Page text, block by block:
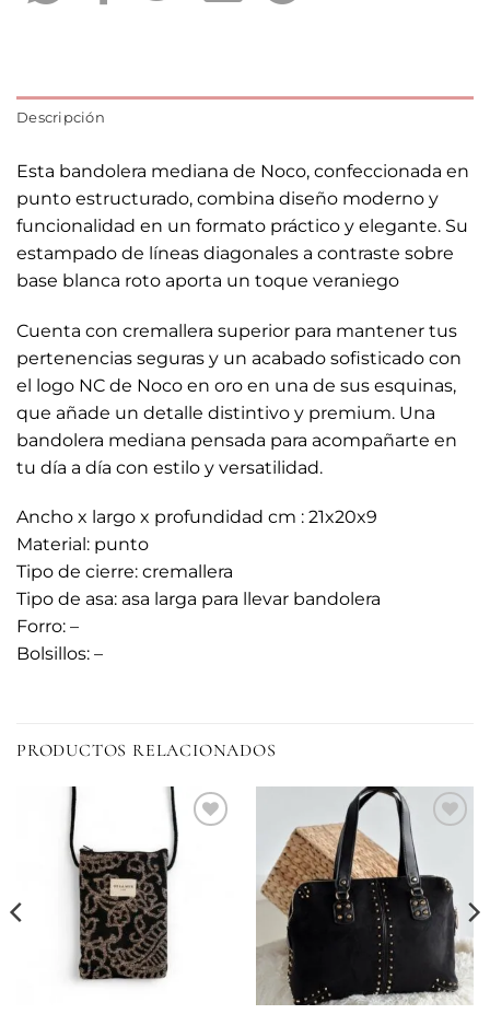
Descripción
Esta bandolera mediana de Noco, confeccionada en
punto estructurado, combina diseño moderno y
funcionalidad en un formato práctico y elegante. Su
estampado de líneas diagonales a contraste sobre
base blanca roto aporta un toque veraniego
Cuenta con cremallera superior para mantener tus
pertenencias seguras y un acabado sofisticado con
el logo NC de Noco en oro en una de sus esquinas,
que añade un detalle distintivo y premium. Una
bandolera mediana pensada para acompañarte en
tu día a día con estilo y versatilidad.
Ancho x largo x profundidad cm : 21x20x9
Material: punto
Tipo de cierre: cremallera
Tipo de asa: asa larga para llevar bandolera
Forro: –
Bolsillos: –
PRODUCTOS RELACIONADOS
lista de
deseos